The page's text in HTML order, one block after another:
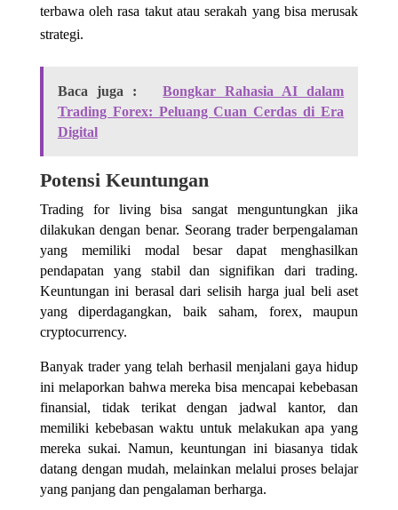
terbawa oleh rasa takut atau serakah yang bisa merusak
strategi.
Baca juga :
Bongkar Rahasia AI dalam
Trading Forex: Peluang Cuan Cerdas di Era
Digital
Potensi Keuntungan
Trading for living bisa sangat menguntungkan jika
dilakukan dengan benar. Seorang trader berpengalaman
yang memiliki modal besar dapat menghasilkan
pendapatan yang stabil dan signifikan dari trading.
Keuntungan ini berasal dari selisih harga jual beli aset
yang diperdagangkan, baik saham, forex, maupun
cryptocurrency.
Banyak trader yang telah berhasil menjalani gaya hidup
ini melaporkan bahwa mereka bisa mencapai kebebasan
finansial, tidak terikat dengan jadwal kantor, dan
memiliki kebebasan waktu untuk melakukan apa yang
mereka sukai. Namun, keuntungan ini biasanya tidak
datang dengan mudah, melainkan melalui proses belajar
yang panjang dan pengalaman berharga.